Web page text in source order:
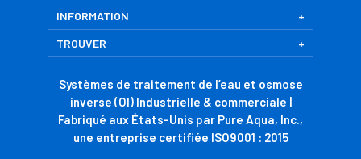
INFORMATION
TROUVER
Systèmes de traitement de l’eau et osmose
inverse (OI) Industrielle & commerciale |
Fabriqué aux États-Unis par Pure Aqua, Inc.,
une entreprise certifiée ISO9001 : 2015